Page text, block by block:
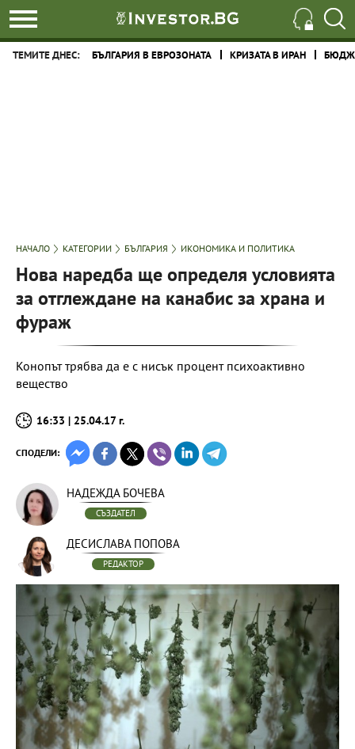
ТЕМИТЕ ДНЕС: БЪЛГАРИЯ В ЕВРОЗОНАТА КРИЗАТА В ИРАН
НАЧАЛО КАТЕГОРИИ БЪЛГАРИЯ ИКОНОМИКА И ПОЛИТИКА
Нова наредба ще определя условията
за отглеждане на канабис за храна и
фураж
Конопът трябва да е с нисък процент психоактивно
вещество
16:33 | 25.04.17 г.
СПОДЕЛИ:
НАДЕЖДА БОЧЕВА
СЪЗДАТЕЛ
ДЕСИСЛАВА ПОПОВА
РЕДАКТОР